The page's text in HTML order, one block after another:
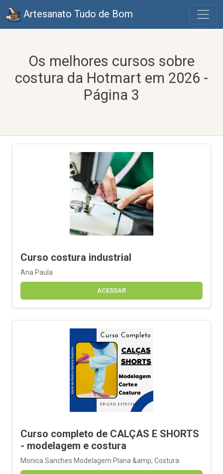
Artesanato Tudo de Bom
Os melhores cursos sobre
costura da Hotmart em 2026 -
Página 3
Curso costura industrial
Ana Paula
ACESSAR
Curso completo de CALÇAS E SHORTS
- modelagem e costura
Monica Sanches Modelagem Plana &amp; Costura